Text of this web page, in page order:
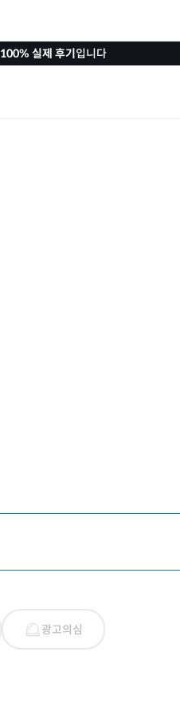
100% 실제 후기입니다
광고의심